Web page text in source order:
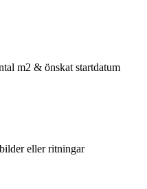
m2 & önskat startdatum
eller ritningar